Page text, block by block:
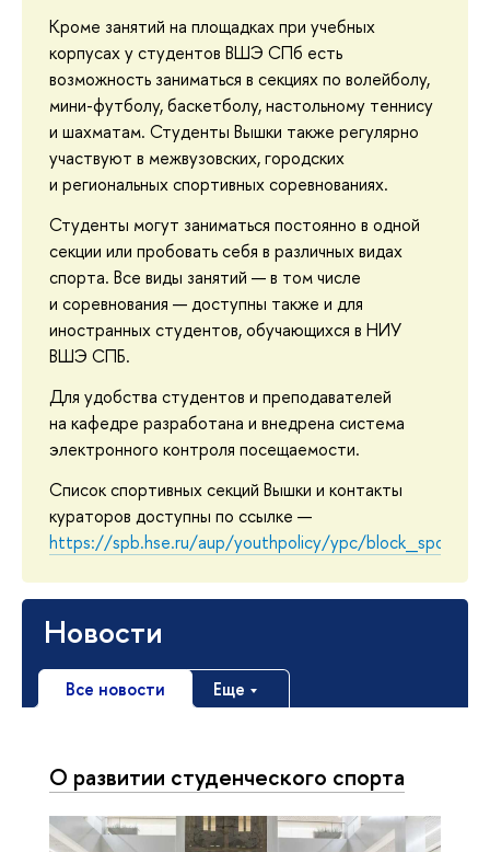
Кроме занятий на площадках при учебных
корпусах у студентов ВШЭ СПб есть
возможность заниматься в секциях по волейболу,
мини-футболу, баскетболу, настольному теннису
и шахматам. Студенты Вышки также регулярно
участвуют в межвузовских, городских
и региональных спортивных соревнованиях.
Студенты могут заниматься постоянно в одной
секции или пробовать себя в различных видах
спорта. Все виды занятий — в том числе
и соревнования — доступны также и для
иностранных студентов, обучающихся в НИУ
ВШЭ СПБ.
Для удобства студентов и преподавателей
на кафедре разработана и внедрена система
электронного контроля посещаемости.
Список спортивных секций Вышки и контакты
кураторов доступны по ссылке —
https://spb.hse.ru/aup/youthpolicy/ypc/block_sporty
Новости
Все новости Еще
О развитии студенческого спорта